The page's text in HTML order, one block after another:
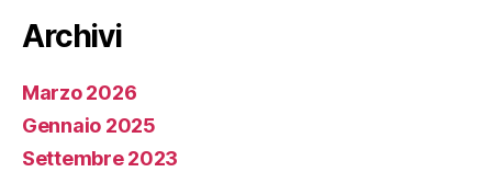
Archivi
Marzo 2026
Gennaio 2025
Settembre 2023